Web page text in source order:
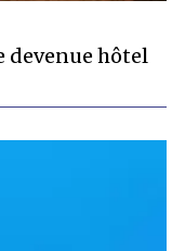
devenue hôtel